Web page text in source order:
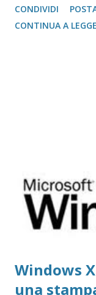
gestione post
salvo quelle del
non è necessario
gestisce in modo
possibile (allo
TP-Link, ovvero
non esiste un
stampante che
abbiamo usato nei
CONDIVIDI
CONTINUA A
Windows
una